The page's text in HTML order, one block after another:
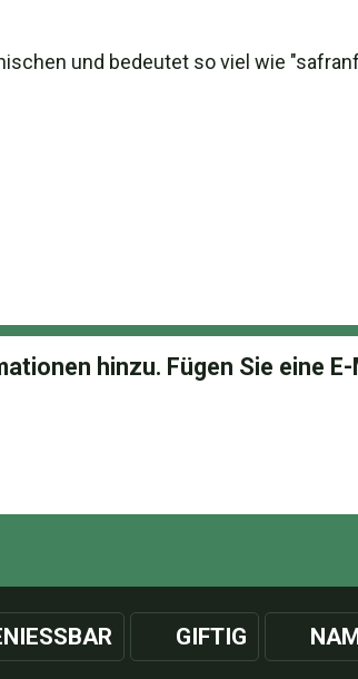
und bedeutet so viel wie
GIFTIG